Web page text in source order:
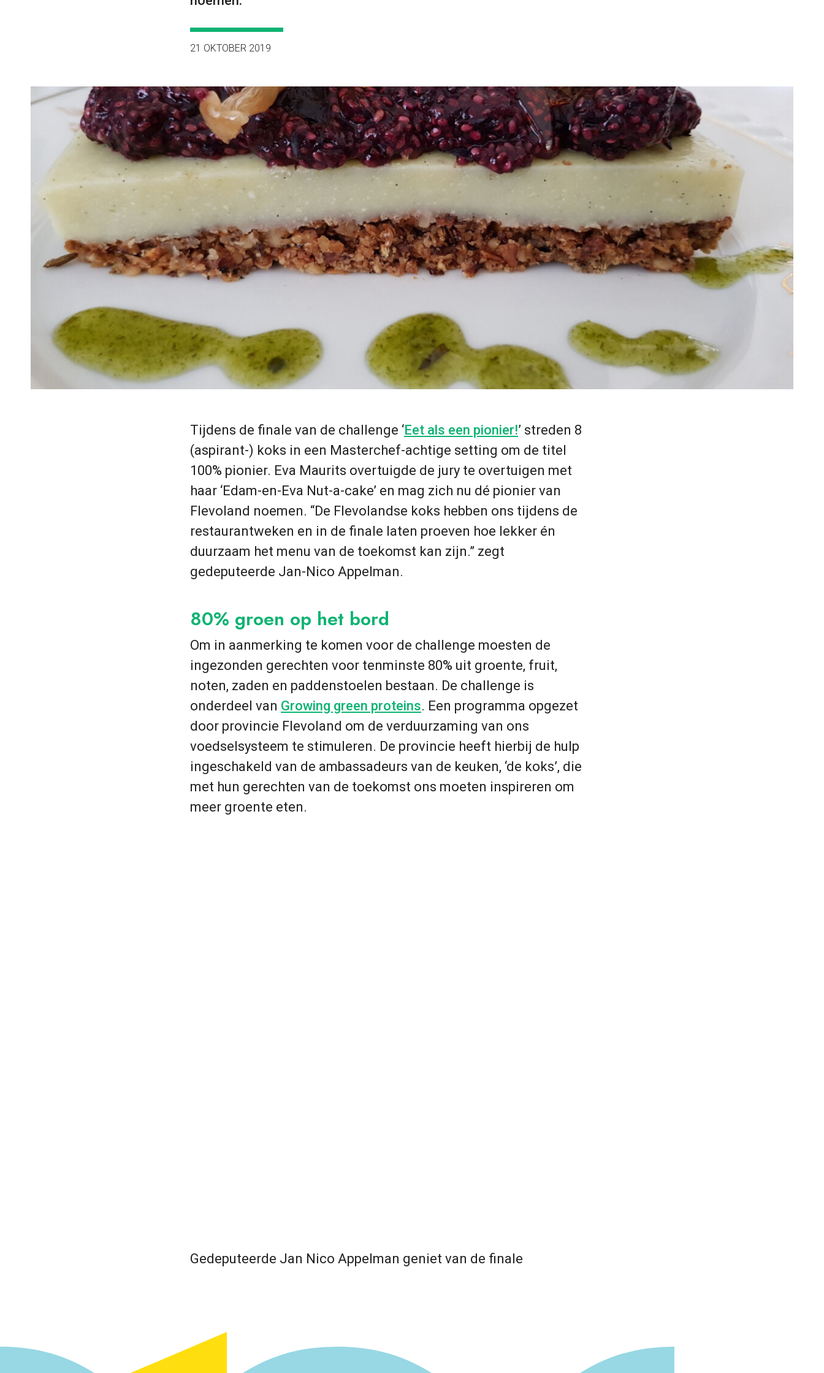
21 OKTOBER 2019
Tijdens de finale van de challenge ‘Eet als een pionier!’ streden 8
(aspirant-) koks in een Masterchef-achtige setting om de titel
100% pionier. Eva Maurits overtuigde de jury te overtuigen met
haar ‘Edam-en-Eva Nut-a-cake’ en mag zich nu dé pionier van
Flevoland noemen. “De Flevolandse koks hebben ons tijdens de
restaurantweken en in de finale laten proeven hoe lekker én
duurzaam het menu van de toekomst kan zijn.” zegt
gedeputeerde Jan-Nico Appelman.
80% groen op het bord
Om in aanmerking te komen voor de challenge moesten de
ingezonden gerechten voor tenminste 80% uit groente, fruit,
noten, zaden en paddenstoelen bestaan. De challenge is
onderdeel van Growing green proteins. Een programma opgezet
door provincie Flevoland om de verduurzaming van ons
voedselsysteem te stimuleren. De provincie heeft hierbij de hulp
ingeschakeld van de ambassadeurs van de keuken, ‘de koks’, die
met hun gerechten van de toekomst ons moeten inspireren om
meer groente eten.
Gedeputeerde Jan Nico Appelman geniet van de finale